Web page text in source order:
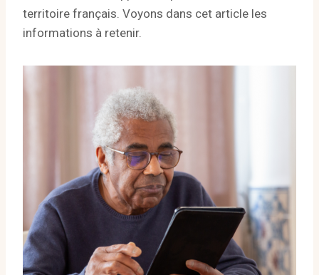
territoire français. Voyons dans cet article les
informations à retenir.